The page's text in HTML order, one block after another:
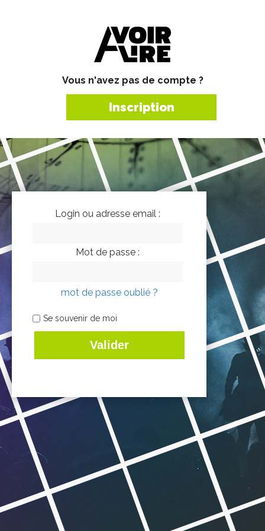
Vous n'avez pas de compte ?
Inscription
Login ou adresse email :
Mot de passe :
mot de passe oublié ?
Se souvenir de moi